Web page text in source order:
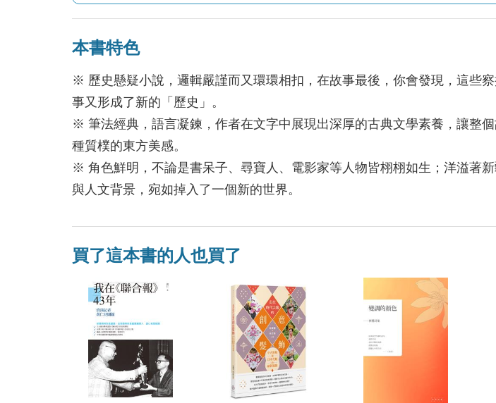
本書特色
※ 歷史懸疑小說，邏輯嚴謹而又環環相扣，在故事最後，你會發現，這些
事又形成了新的「歷史」。
※ 筆法經典，語言凝鍊，作者在文字中展現出深厚的古典文學素養，讓整
種質樸的東方美感。
※ 角色鮮明，不論是書呆子、尋寶人、電影家等人物皆栩栩如生；洋溢著
與人文背景，宛如掉入了一個新的世界。
買了這本書的人也買了